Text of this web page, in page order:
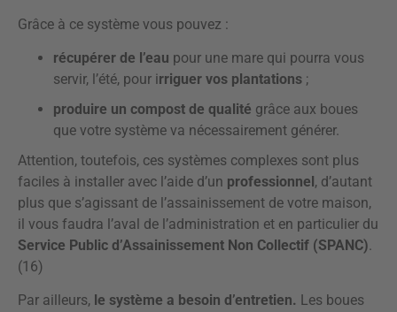
Grâce à ce système vous pouvez :
récupérer de l’eau pour une mare qui pourra vous
servir, l’été, pour irriguer vos plantations ;
produire un compost de qualité grâce aux boues
que votre système va nécessairement générer.
Attention, toutefois, ces systèmes complexes sont plus
faciles à installer avec l’aide d’un professionnel, d’autant
plus que s’agissant de l’assainissement de votre maison,
il vous faudra l’aval de l’administration et en particulier du
Service Public d’Assainissement Non Collectif (SPANC).
(16)
Par ailleurs, le système a besoin d’entretien. Les boues